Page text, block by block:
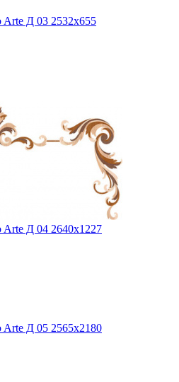
Arte Д 03 2532x655
Arte Д 04 2640х1227
Arte Д 05 2565х2180